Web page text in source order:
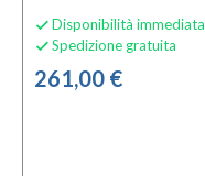
 Disponibilità immediata
 Spedizione gratuita
261,00 €